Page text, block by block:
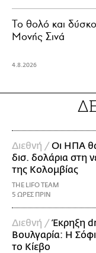
Το θολό και
Μονής Σινά
4.8.2026
Διεθνή /Οι ΗΠΑ
δισ. δολάρια στη
της Κολομβίας
THE LIFO TEAM
5 ΩΡΕΣ ΠΡΙΝ
Διεθνή /Έκρηξη
Βουλγαρία: Η
το Κίεβο